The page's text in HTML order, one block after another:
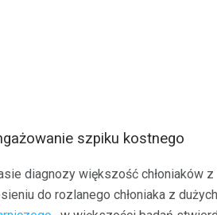
szpiku kostnego
diagnozy większość chłoniaków
do rozlanego chłoniaka z